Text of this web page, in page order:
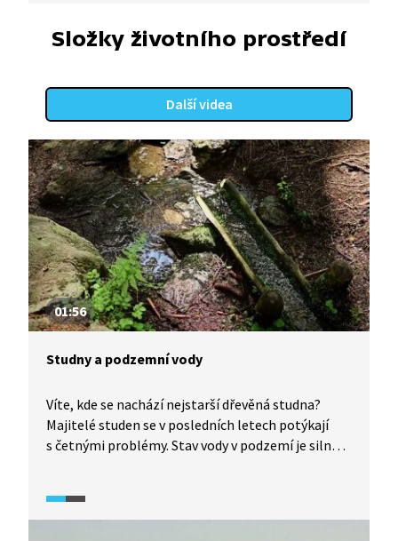
kontaminovanou chlorovanými uhlovodíky
a těžkými kovy.
Složky životního prostředí
Další videa
01:56
Studny a podzemní vody
Víte, kde se nachází nejstarší dřevěná studna?
Majitelé studen se v posledních letech potýkají
s četnými problémy. Stav vody v podzemí je silně
s nevyhovujícími mikrobiologickými ukazateli,